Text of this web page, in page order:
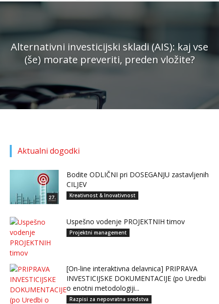
Alternativni investicijski skladi (AIS): kaj vse
(še) morate preveriti, preden vložite?
Aktualni dogodki
Bodite ODLIČNI pri DOSEGANJU zastavljenih
CILJEV
Kreativnost & Inovativnost
Uspešno vodenje PROJEKTNIH timov
Projektni management
[On-line interaktivna delavnica] PRIPRAVA
INVESTICIJSKE DOKUMENTACIJE (po Uredbi
o enotni metodologiji...
Razpisi za nepovratna sredstva